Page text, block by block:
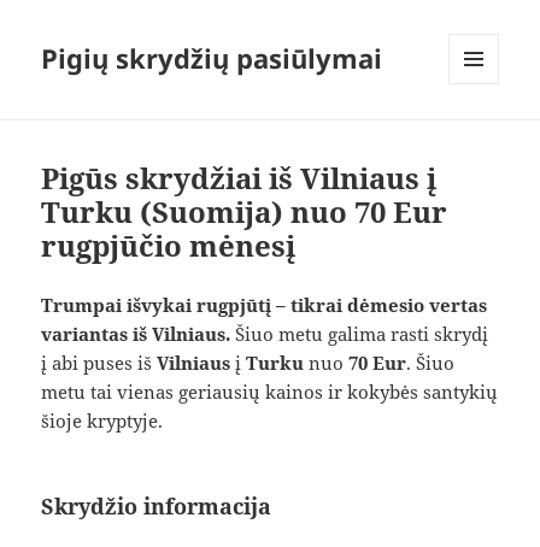
Pigių skrydžių pasiūlymai
Pigūs skrydžiai iš Vilniaus į
Turku (Suomija) nuo 70 Eur
rugpjūčio mėnesį
Trumpai išvykai rugpjūtį – tikrai dėmesio vertas
variantas iš Vilniaus. Šiuo metu galima rasti skrydį
į abi puses išVilniaus įTurku nuo70 Eur. Šiuo
metu tai vienas geriausių kainos ir kokybės santykių
šioje kryptyje.
Skrydžio informacija